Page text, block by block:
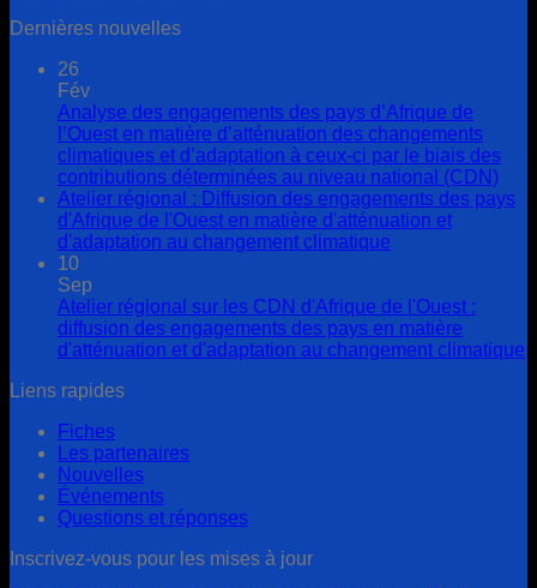
Dernières nouvelles
26
Fév
Analyse des engagements des pays d’Afrique de
l’Ouest en matière d’atténuation des changements
climatiques et d’adaptation à ceux-ci par le biais des
contributions déterminées au niveau national (CDN)
Atelier régional : Diffusion des engagements des pays
d'Afrique de l'Ouest en matière d'atténuation et
d'adaptation au changement climatique
10
Sep
Atelier régional sur les CDN d'Afrique de l'Ouest :
diffusion des engagements des pays en matière
d'atténuation et d'adaptation au changement climatique
Liens rapides
Fiches
Les partenaires
Nouvelles
Événements
Questions et réponses
Inscrivez-vous pour les mises à jour